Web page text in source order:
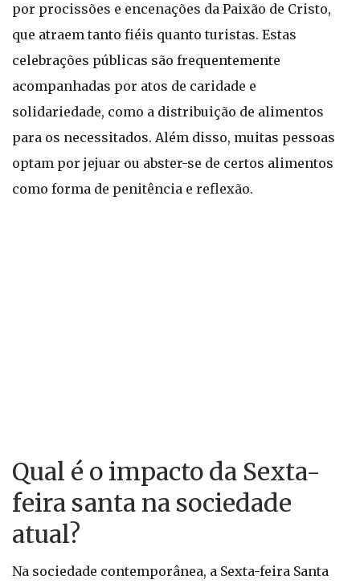
por procissões e encenações da Paixão de Cristo,
que atraem tanto fiéis quanto turistas. Estas
celebrações públicas são frequentemente
acompanhadas por atos de caridade e
solidariedade, como a distribuição de alimentos
para os necessitados. Além disso, muitas pessoas
optam por jejuar ou abster-se de certos alimentos
como forma de penitência e reflexão.
Qual é o impacto da Sexta-
feira santa na sociedade
atual?
Na sociedade contemporânea, a Sexta-feira Santa